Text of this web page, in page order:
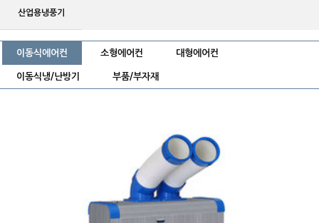
산업용냉풍기
이동식에어컨 소형에어컨 대형에어컨
이동식냉/난방기 부품/부자재